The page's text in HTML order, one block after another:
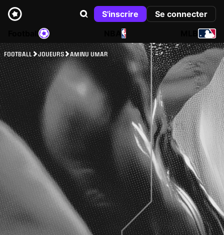
S'inscrire
Se connecter
NBA
FOOTBALL JOUEURS AMINU UMAR